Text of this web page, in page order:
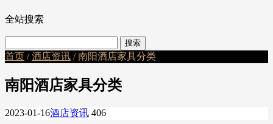
全站搜索
首页 /酒店资讯 / 南阳酒店家具分类
南阳酒店家具分类
2023-01-16酒店资讯 406